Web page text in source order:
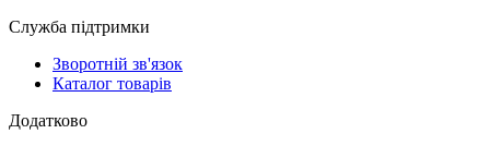
Служба підтримки
Зворотній зв'язок
Каталог товарів
Додатково